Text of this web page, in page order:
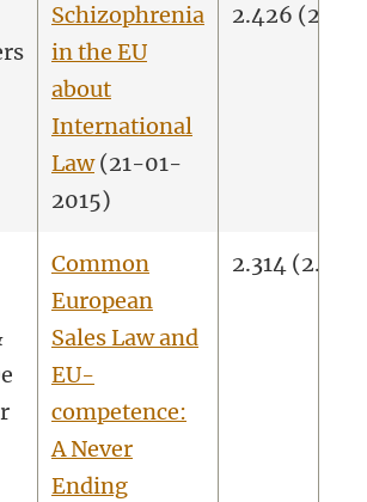
Schizophrenia
in the EU
about
International
Law(21-01-
2015)
2.426
Common
European
Sales Law and
EU-
competence:
A Never
Ending
2.314